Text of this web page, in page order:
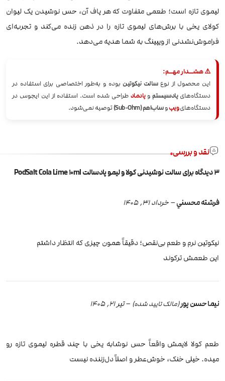
لیموی تازه است؛ طعمی متفاوت که هر پاف آن، حس نوشیدن یک لیوان
کولای یخی با برش‌های لیموی تازه را در ذهن زنده می‌کند و تجربه‌ای
فراموش‌نشدنی از ویپینگ به شما هدیه می‌دهد.
⚠️ هشــدار مهــم:
این محصول از نوعسالت نیکوتین بوده و به‌طور اختصاصی برای استفاده در
دستگاه‌هایپادسیستموپادماد طراحی شده است. استفاده از این ایجوس در
دستگاه‌هایویپوساب‌اهم (Sub-Ohm) توصیه نمی‌شود.
نقد و بررسی
3 دیدگاه برای سالت نوشیدنی کولا و لیمو پادسالت PodSalt Cola Lime 10ml
فرشته محسني– خرداد 31, 1405
نیکوتین نرم و طعم بی‌نقص؛ دقیقاً همون چیزی که انتظار داشتم
اين طعمش تركوند
نیما حسن پور(مالک تایید شده) –تیر 21, 1405
طعم کولا لایمش واقعاً حس نوشابه یخی با چند قطره لیموی تازه رو
میده. خیلی خنک، خوش‌عطر و اصلاً دل‌زننده نیست